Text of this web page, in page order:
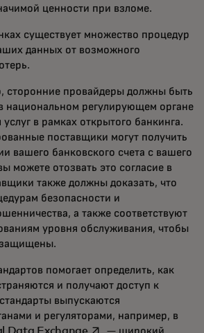
ценности при взломе.
существует множество процедур
данных от возможного
сторонние провайдеры должны быть
национальном регулирующем органе
в рамках открытого банкинга.
поставщики могут получить
вашего банковского счета с вашего
можете отозвать это согласие в
также должны доказать, что
безопасности и
а также соответствуют
уровня обслуживания, чтобы
помогает определить, как
и получают доступ к
выпускаются
и регуляторами, например, в
Data Exchangeopens in a new tab
— широкий